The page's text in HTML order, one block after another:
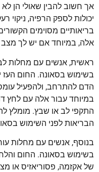
אך חשוב להבין שאולי הן
יכולות לספק הרפיה, ניקוי
בריאותיים מסוימים
אלה, במיוחד אם יש לך מצב
ראשית, אנשים עם מחלות לב
בשימוש בסאונה. החום העז
הדם להתרחב, ולהפעיל עומס
במיוחד עבור אלה עם לחץ
התקפי לב או שבץ. מומלץ
הבריאות לפני השימוש
בנוסף, אנשים עם מחלות
בשימוש בסאונה. החום
של אקזמה, פסוריאזיס או